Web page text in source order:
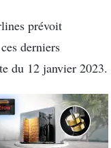
prévoit
derniers
du 12 janvier 2023.